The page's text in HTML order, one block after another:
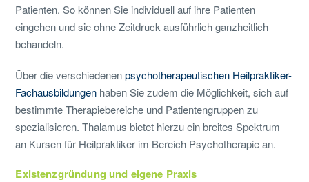
Patienten. So können Sie individuell auf ihre Patienten
eingehen und sie ohne Zeitdruck ausführlich ganzheitlich
behandeln.
Über die verschiedenenpsychotherapeutischen Heilpraktiker-
Fachausbildungen haben Sie zudem die Möglichkeit, sich auf
bestimmte Therapiebereiche und Patientengruppen zu
spezialisieren. Thalamus bietet hierzu ein breites Spektrum
an Kursen für Heilpraktiker im Bereich Psychotherapie an.
Existenzgründung und eigene Praxis